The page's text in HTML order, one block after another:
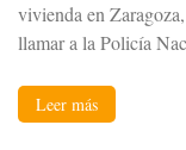
vivienda en
llamar a la Policía
Leer más